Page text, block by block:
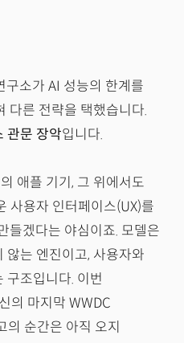
구소가 AI 성능의 한계를
다른 전략을 택했습니다.
관문 장악입니다.
애플 기기, 그 위에서도
사용자 인터페이스(UX)를
들겠다는 야심이죠. 모델은
않는 엔진이고, 사용자와
구조입니다. 이번
의 마지막 WWDC
의 순간은 아직 오지